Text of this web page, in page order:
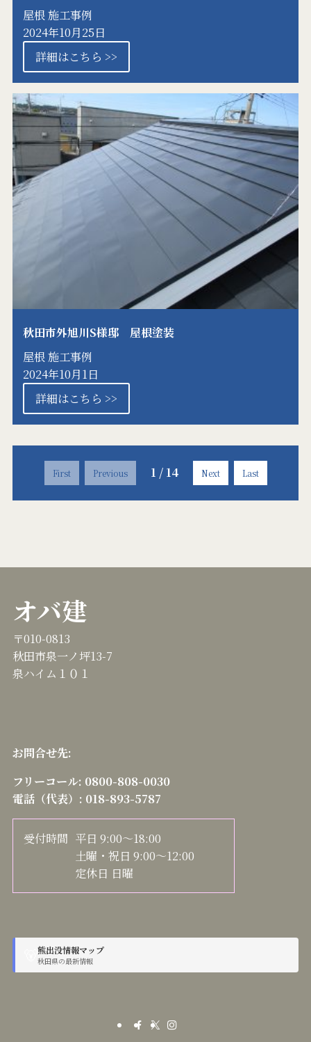
屋根 施工事例
2024年10月25日
詳細はこちら >>
秋田市外旭川S様邸 屋根塗装
屋根 施工事例
2024年10月1日
詳細はこちら >>
First Previous 1 / 14 Next Last
オバ建
〒010-0813
秋田市泉一ノ坪13-7
泉ハイム１０１
お問合せ先:
フリーコール: 0800-808-0030
電話（代表）: 018-893-5787
受付時間 平日 9:00～18:00
土曜・祝日 9:00～12:00
定休日 日曜
熊出没情報マップ
秋田県の最新情報